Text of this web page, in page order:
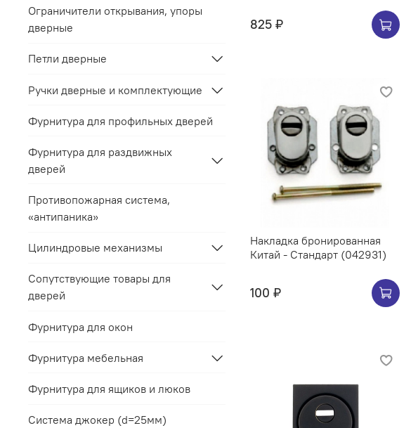
825 ₽
Накладка бронированная
Китай - Стандарт (042931)
100 ₽
Ограничители открывания, упоры
дверные
Петли дверные
Ручки дверные и комплектующие
Фурнитура для профильных дверей
Фурнитура для раздвижных
дверей
Противопожарная система,
«антипаника»
Цилиндровые механизмы
Сопутствующие товары для
дверей
Фурнитура для окон
Фурнитура мебельная
Фурнитура для ящиков и люков
Система джокер (d=25мм)